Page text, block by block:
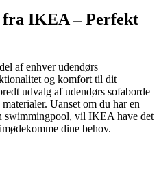
fra IKEA – Perfekt
af enhver udendørs
og komfort til dit
udvalg af udendørs sofaborde
Uanset om du har en
swimmingpool, vil IKEA have det
dine behov.